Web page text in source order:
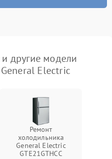
другие модели
Electric
Ремонт
холодильника
General Electric
GTE21GTHCC